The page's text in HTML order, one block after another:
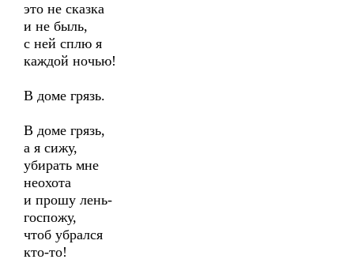
это не сказка
и не быль,
с ней сплю я
каждой ночью!
В доме грязь.
В доме грязь,
а я сижу,
убирать мне
неохота
и прошу лень-
госпожу,
чтоб убрался
кто-то!